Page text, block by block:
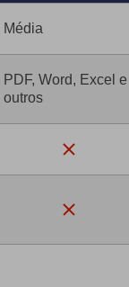
Média
PDF, Word, Excel e
outros